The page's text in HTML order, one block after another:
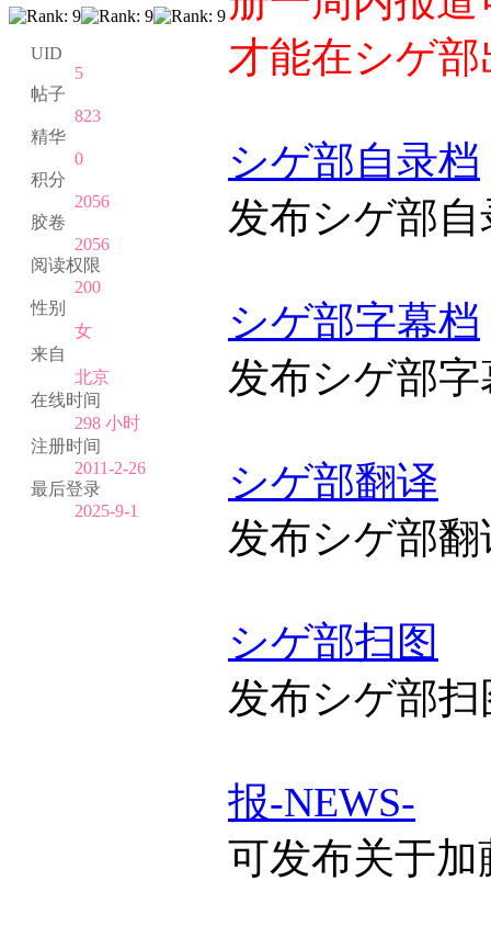
UID
5
帖子
823
精华
0
积分
2056
胶卷
2056
阅读权限
200
性别
女
来自
北京
在线时间
298 小时
注册时间
2011-2-26
最后登录
2025-9-1
才能在シゲ
シゲ部自录档
发布シゲ部
シゲ部字幕档
发布シゲ部
シゲ部翻译
发布シゲ部
シゲ部扫图
发布シゲ部
报-NEWS-
可发布关于